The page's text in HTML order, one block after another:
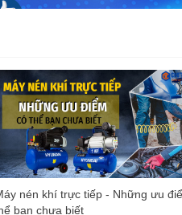
nén khí trực tiếp - Những ưu
bạn chưa biết